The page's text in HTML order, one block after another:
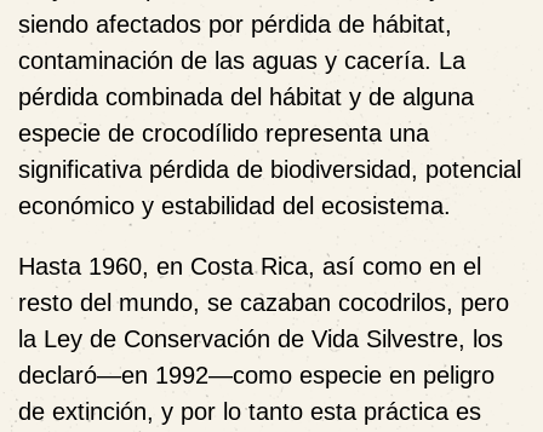
siendo afectados por pérdida de hábitat,
contaminación de las aguas y cacería. La
pérdida combinada del hábitat y de alguna
especie de crocodílido representa una
significativa pérdida de biodiversidad, potencial
económico y estabilidad del ecosistema.
Hasta 1960, en Costa Rica, así como en el
resto del mundo, se cazaban cocodrilos, pero
la Ley de Conservación de Vida Silvestre, los
declaró—en 1992—como especie en peligro
de extinción, y por lo tanto esta práctica es